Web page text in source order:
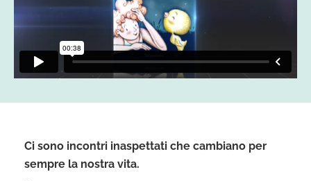
Ci sono incontri inaspettati che cambiano per
sempre la nostra vita.